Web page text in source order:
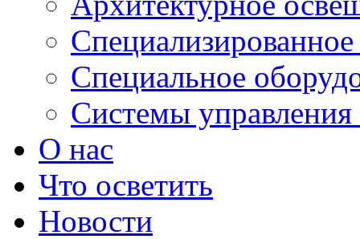
Специальное
Системы управления
О нас
Что осветить
Новости